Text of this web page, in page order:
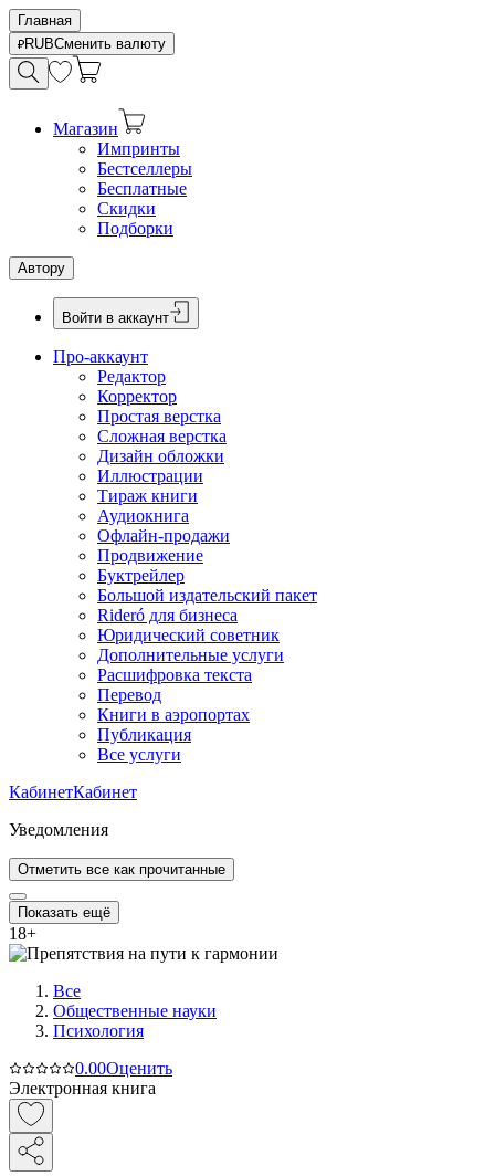
Главная
RUBСменить валюту
Магазин
Импринты
Бестселлеры
Бесплатные
Скидки
Подборки
Автору
Войти в аккаунт
Про-аккаунт
Редактор
Корректор
Простая верстка
Сложная верстка
Дизайн обложки
Иллюстрации
Тираж книги
Аудиокнига
Офлайн-продажи
Продвижение
Буктрейлер
Большой издательский пакет
Rideró для бизнеса
Юридический советник
Дополнительные услуги
Расшифровка текста
Перевод
Книги в аэропортах
Публикация
Все услуги
КабинетКабинет
Уведомления
Отметить все как прочитанные
Показать ещё
18+
Все
Общественные науки
Психология
0.00Оценить
Электронная книга